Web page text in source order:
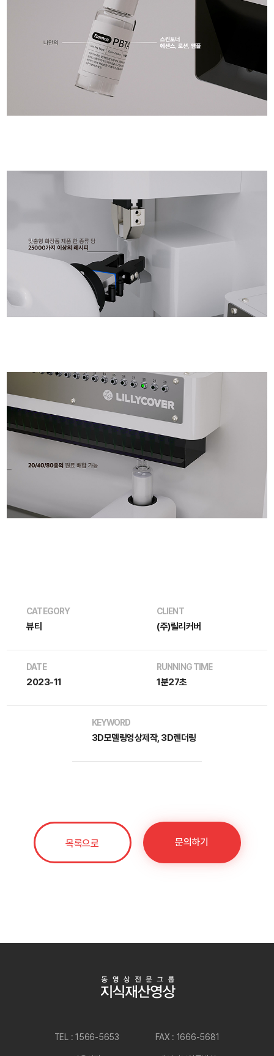
CATEGORY
뷰티
CLIENT
(주)릴리커버
DATE
2023-11
RUNNING TIME
1분27초
KEYWORD
3D모델링영상제작, 3D렌더링
목록으로 문의하기
TEL : 1566-5653 FAX : 1666-5681